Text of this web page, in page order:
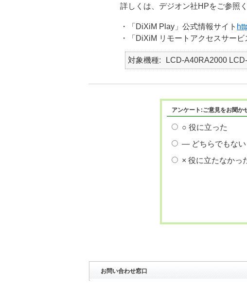
詳しくは、デジオン社HPをご参照く
・「DiXiM Play」公式情報サイト
・「DiXiM リモートアクセスサー
対象機種 LCD-A40RA2000
アンケート:ご意見をお聞か
○ 役に立った
― どちらでもない
× 役に立たなかっ
お問い合わせ窓口